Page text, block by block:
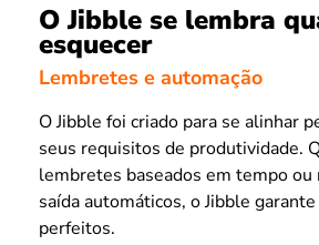
O Jibble se lembra
esquecer
Lembretes e automação
O Jibble foi criado para se alinhar
seus requisitos de produtividade.
lembretes baseados em tempo ou
saída automáticos, o Jibble
perfeitos.